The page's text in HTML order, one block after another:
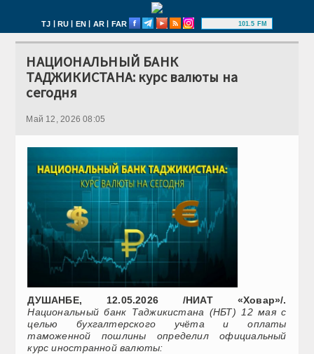
TJ | RU | EN | AR | FAR 101.5 FM
НАЦИОНАЛЬНЫЙ БАНК
ТАДЖИКИСТАНА: курс валюты на
сегодня
Май 12, 2026 08:05
ДУШАНБЕ, 12.05.2026 /НИАТ «Ховар»/.
Национальный банк Таджикистана (НБТ) 12 мая с
целью бухгалтерского учёта и оплаты
таможенной пошлины определил официальный
курс иностранной валюты: